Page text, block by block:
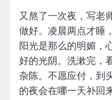
又熬了一次夜，写老
做好。凌晨两点才睡
阳光是那么的明媚，
好的光阴。洗漱完，
杂陈。不愿应付，到
的夜会在哪一天补回